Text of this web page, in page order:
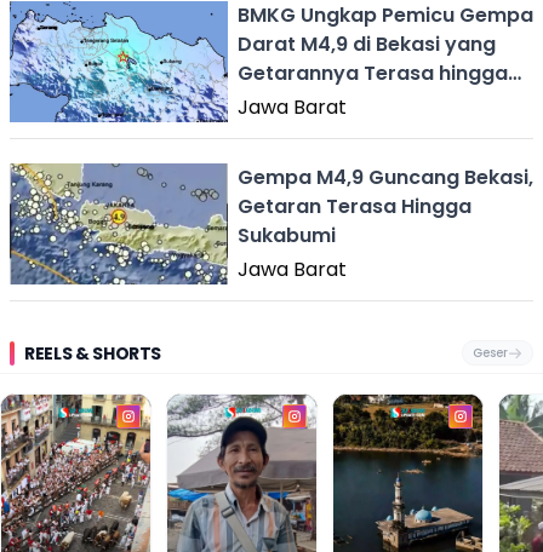
BMKG Ungkap Pemicu Gempa
Darat M4,9 di Bekasi yang
Getarannya Terasa hingga
Sukabumi
Jawa Barat
Gempa M4,9 Guncang Bekasi,
Getaran Terasa Hingga
Sukabumi
Jawa Barat
REELS & SHORTS Geser